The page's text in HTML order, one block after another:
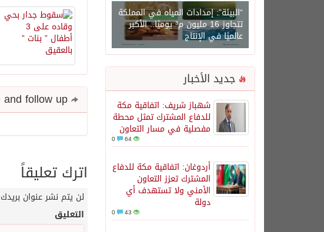
“البيئة”: إمدادات المياه في المملكة
تتجاوز 16 مليون م³ يوميًا.. الأكبر
عالميًا في الإنتاج
جديد الأخبار
شهباز شريف: اتفاقية مكة
للدفاع المشترك تمثل محطة
مفصلية في مسار التعاون
64
أردوغان: اتفاقية مكة للدفاع
المشترك تعزز التعاون
الأمني ولا تستهدف أي
دولة
43
اترك تعليقاً
لن يتم نشر عنوان
التعليق